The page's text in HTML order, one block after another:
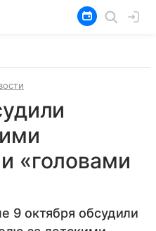
«головами
9 октября обсудили